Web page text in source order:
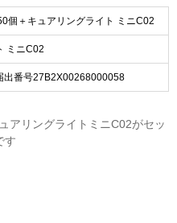
個＋キュアリングライト ミニC02
ミニC02
番号27B2X00268000058
アリングライトミニC02がセッ
す